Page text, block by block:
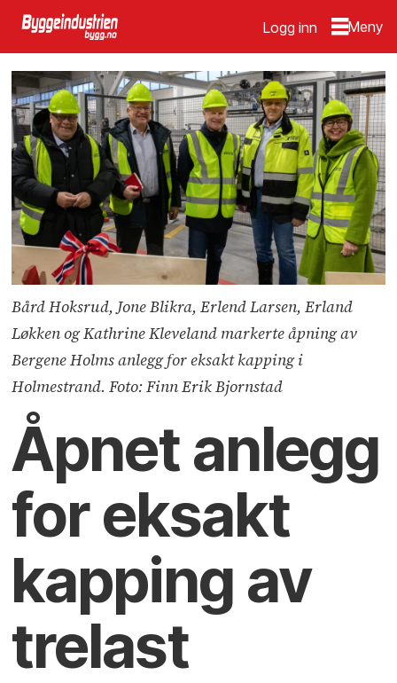
Logg inn
Bård Hoksrud, Jone Blikra, Erlend Larsen, Erland
Løkken og Kathrine Kleveland markerte åpning av
Bergene Holms anlegg for eksakt kapping i
Holmestrand. Foto: Finn Erik Bjornstad
Åpnet anlegg
for eksakt
kapping av
trelast